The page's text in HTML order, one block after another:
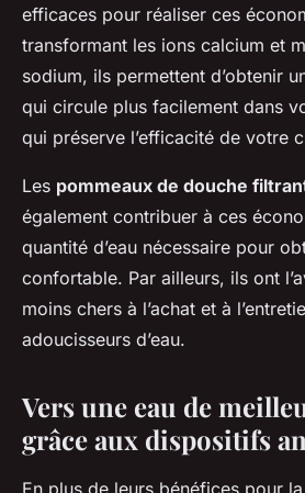
efficaces pour réaliser ces
transformant les ions calcium et
sodium, ils permettent d’obtenir
qui circule plus facilement dans
qui préserve l’efficacité de votre
Les pommeaux de douche
également contribuer à ces
quantité d’eau nécessaire pour
confortable. Par ailleurs, ils ont
moins chers à l’achat et à
adoucisseurs d’eau.
Vers une eau de
grâce aux dispositifs